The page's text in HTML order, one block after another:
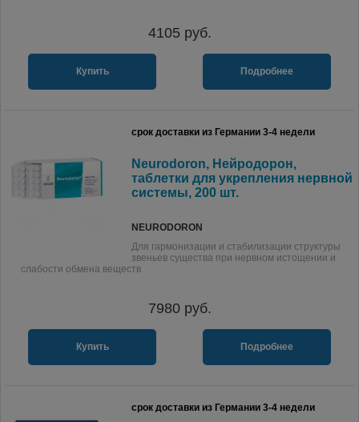
4105 руб.
Купить Подробнее
срок доставки из Германии 3-4 недели
Neurodoron, Нейродорон,
таблетки для укрепления нервной
системы, 200 шт.
NEURODORON
Для гармонизации и стабилизации структуры
звеньев существа при нервном истощении и
слабости обмена веществ
7980руб.
Купить Подробнее
срок доставки из Германии 3-4 недели